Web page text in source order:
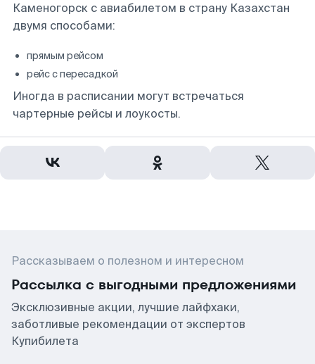
Каменогорск с авиабилетом в страну Казахстан
двумя способами:
прямым рейсом
рейс с пересадкой
Иногда в расписании могут встречаться
чартерные рейсы и лоукосты.
Рассказываем о полезном и интересном
Рассылка с выгодными предложениями
Эксклюзивные акции, лучшие лайфхаки,
заботливые рекомендации от экспертов
Купибилета